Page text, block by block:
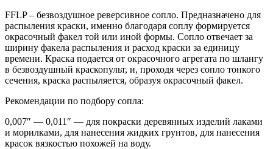
FFLP – безвоздушное реверсивное сопло. Предназначено для
распыления краски, именно благодаря соплу формируется
окрасочный факел той или иной формы. Сопло отвечает за
ширину факела распыления и расход краски за единицу
времени. Краска подается от окрасочного агрегата по шлангу
в безвоздушный краскопульт, и, проходя через сопло тонкого
сечения, краска распыляется, образуя окрасочный факел.
Рекомендации по подбору сопла:
0,007″ — 0,011″ — для покраски деревянных изделий лаками
и морилками, для нанесения жидких грунтов, для нанесения
красок вязкостью похожей на воду.